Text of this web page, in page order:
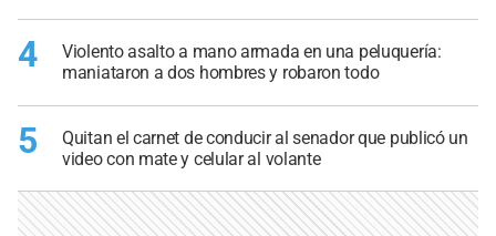
4
Violento asalto a mano armada en una peluquería:
maniataron a dos hombres y robaron todo
5
Quitan el carnet de conducir al senador que publicó un
video con mate y celular al volante